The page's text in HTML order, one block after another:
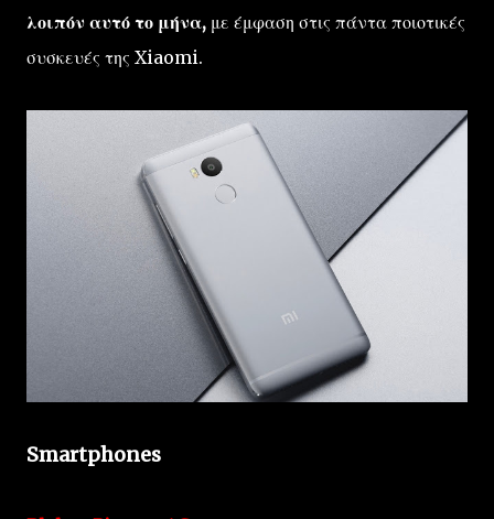
λοιπόν αυτό το μήνα, με έμφαση στις πάντα ποιοτικές
συσκευές της Xiaomi.
Smartphones